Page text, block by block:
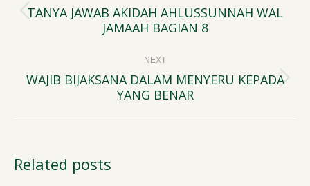
navigation
Previous
TANYA JAWAB AKIDAH AHLUSSUNNAH WAL
JAMAAH BAGIAN 8
NEXT
Next
WAJIB BIJAKSANA DALAM MENYERU KEPADA
YANG BENAR
Related posts